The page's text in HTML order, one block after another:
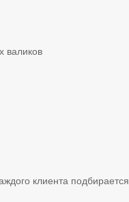
валиков
клиента подбирается